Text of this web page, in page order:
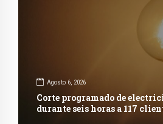
Agosto 6, 2026
Corte programado de
durante seis horas a 117